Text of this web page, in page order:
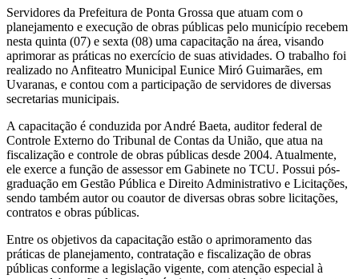
Servidores da Prefeitura de Ponta Grossa que atuam com o
planejamento e execução de obras públicas pelo município recebem
nesta quinta (07) e sexta (08) uma capacitação na área, visando
aprimorar as práticas no exercício de suas atividades. O trabalho foi
realizado no Anfiteatro Municipal Eunice Miró Guimarães, em
Uvaranas, e contou com a participação de servidores de diversas
secretarias municipais.
A capacitação é conduzida por André Baeta, auditor federal de
Controle Externo do Tribunal de Contas da União, que atua na
fiscalização e controle de obras públicas desde 2004. Atualmente,
ele exerce a função de assessor em Gabinete no TCU. Possui pós-
graduação em Gestão Pública e Direito Administrativo e Licitações,
sendo também autor ou coautor de diversas obras sobre licitações,
contratos e obras públicas.
Entre os objetivos da capacitação estão o aprimoramento das
práticas de planejamento, contratação e fiscalização de obras
públicas conforme a legislação vigente, com atenção especial à